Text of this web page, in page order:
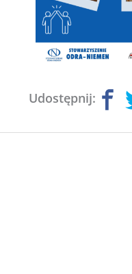
Udostępnij: